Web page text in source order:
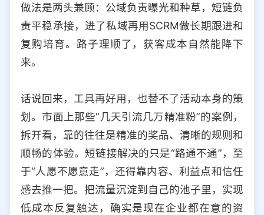
做法是两头兼顾：公域负责曝光和种草，短链负
责平稳承接，进了私域再用SCRM做长期跟进和
复购培育。路子理顺了，获客成本自然能降下
来。
话说回来，工具再好用，也替不了活动本身的策
划。市面上那些“几天引流几万精准粉”的案例，
拆开看，靠的往往是精准的奖品、清晰的规则和
顺畅的体验。短链接解决的只是“路通不通”，至
于“人愿不愿意走”，还得靠内容、利益点和信任
感去推一把。把流量沉淀到自己的池子里，实现
低成本反复触达，确实是现在企业都在意的资